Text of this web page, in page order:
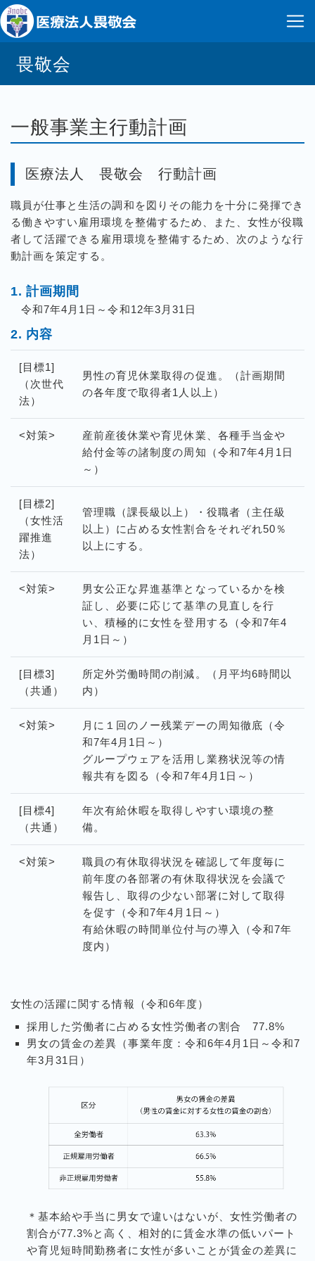
畏敬会
一般事業主行動計画
医療法人 畏敬会 行動計画
職員が仕事と生活の調和を図りその能力を十分に発揮でき
る働きやすい雇用環境を整備するため、また、女性が役職
者して活躍できる雇用環境を整備するため、次のような行
動計画を策定する。
計画期間
令和7年4月1日～令和12年3月31日
内容
[目標1]
（次世代
法）
男性の育児休業取得の促進。（計画期間
の各年度で取得者1人以上）
<対策>
産前産後休業や育児休業、各種手当金や
給付金等の諸制度の周知（令和7年4月1日
～）
[目標2]
（女性活
躍推進
法）
管理職（課長級以上）・役職者（主任級
以上）に占める女性割合をそれぞれ50％
以上にする。
<対策>
男女公正な昇進基準となっているかを検
証し、必要に応じて基準の見直しを行
い、積極的に女性を登用する（令和7年4
月1日～）
[目標3]
（共通）
所定外労働時間の削減。（月平均6時間以
内）
<対策>
月に１回のノー残業デーの周知徹底（令
和7年4月1日～）
グループウェアを活用し業務状況等の情
報共有を図る（令和7年4月1日～）
[目標4]
（共通）
年次有給休暇を取得しやすい環境の整
備。
<対策>
職員の有休取得状況を確認して年度毎に
前年度の各部署の有休取得状況を会議で
報告し、取得の少ない部署に対して取得
を促す（令和7年4月1日～）
有給休暇の時間単位付与の導入（令和7年
度内）
女性の活躍に関する情報（令和6年度）
採用した労働者に占める女性労働者の割合 77.8%
男女の賃金の差異（事業年度：令和6年4月1日～令和7
年3月31日）
＊基本給や手当に男女で違いはないが、女性労働者の
割合が77.3%と高く、相対的に賃金水準の低いパート
や育児短時間勤務者に女性が多いことが賃金の差異に